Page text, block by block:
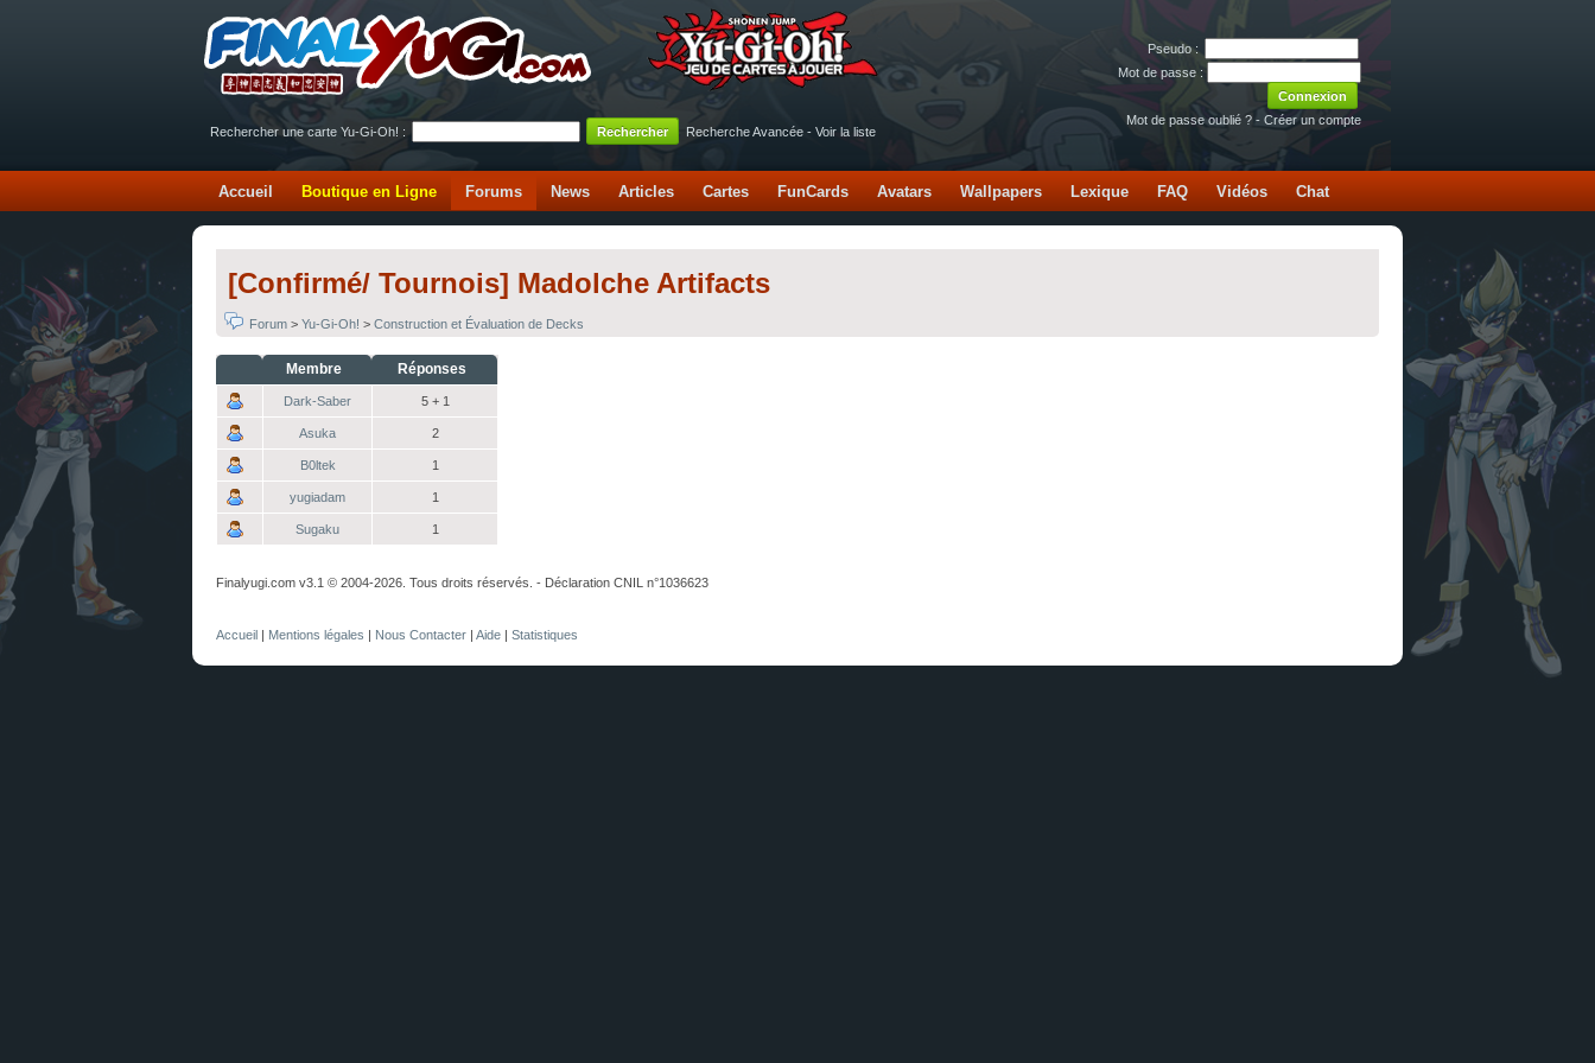
Pseudo :
Mot de passe :
Mot de passe oublié ? - Créer un compte
Rechercher une carte Yu-Gi-Oh! :
Recherche Avancée - Voir la liste
Accueil Boutique en Ligne Forums News Articles Cartes FunCards Avatars Wallpapers Lexique FAQ Vidéos Chat
[Confirmé/ Tournois] Madolche Artifacts
Forum > Yu-Gi-Oh! > Construction et Évaluation de Decks
Membre Réponses
Dark-Saber 5 + 1
Asuka 2
B0ltek 1
yugiadam 1
Sugaku 1
Finalyugi.com v3.1 © 2004-2026. Tous droits réservés. - Déclaration CNIL n°1036623
Accueil | Mentions légales | Nous Contacter | Aide | Statistiques